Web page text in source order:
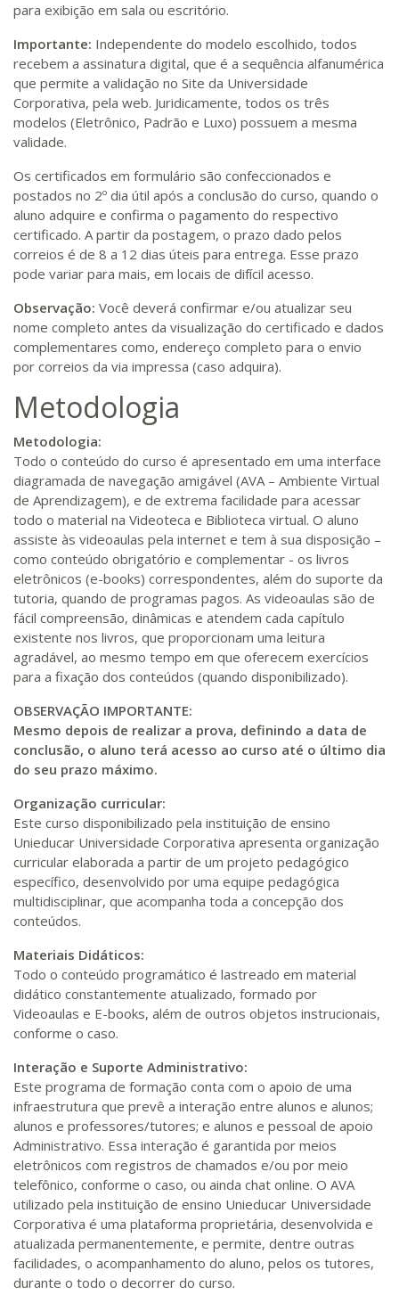
para exibição em sala ou escritório.
Importante: Independente do modelo escolhido, todos
recebem a assinatura digital, que é a sequência alfanumérica
que permite a validação no Site da Universidade
Corporativa, pela web. Juridicamente, todos os três
modelos (Eletrônico, Padrão e Luxo) possuem a mesma
validade.
Os certificados em formulário são confeccionados e
postados no 2º dia útil após a conclusão do curso, quando o
aluno adquire e confirma o pagamento do respectivo
certificado. A partir da postagem, o prazo dado pelos
correios é de 8 a 12 dias úteis para entrega. Esse prazo
pode variar para mais, em locais de difícil acesso.
Observação: Você deverá confirmar e/ou atualizar seu
nome completo antes da visualização do certificado e dados
complementares como, endereço completo para o envio
por correios da via impressa (caso adquira).
Metodologia
Metodologia:
Todo o conteúdo do curso é apresentado em uma interface
diagramada de navegação amigável (AVA – Ambiente Virtual
de Aprendizagem), e de extrema facilidade para acessar
todo o material na Videoteca e Biblioteca virtual. O aluno
assiste às videoaulas pela internet e tem à sua disposição –
como conteúdo obrigatório e complementar - os livros
eletrônicos (e-books) correspondentes, além do suporte da
tutoria, quando de programas pagos. As videoaulas são de
fácil compreensão, dinâmicas e atendem cada capítulo
existente nos livros, que proporcionam uma leitura
agradável, ao mesmo tempo em que oferecem exercícios
para a fixação dos conteúdos (quando disponibilizado).
OBSERVAÇÃO IMPORTANTE:
Mesmo depois de realizar a prova, definindo a data de
conclusão, o aluno terá acesso ao curso até o último dia
do seu prazo máximo.
Organização curricular:
Este curso disponibilizado pela instituição de ensino
Unieducar Universidade Corporativa apresenta organização
curricular elaborada a partir de um projeto pedagógico
específico, desenvolvido por uma equipe pedagógica
multidisciplinar, que acompanha toda a concepção dos
conteúdos.
Materiais Didáticos:
Todo o conteúdo programático é lastreado em material
didático constantemente atualizado, formado por
Videoaulas e E-books, além de outros objetos instrucionais,
conforme o caso.
Interação e Suporte Administrativo:
Este programa de formação conta com o apoio de uma
infraestrutura que prevê a interação entre alunos e alunos;
alunos e professores/tutores; e alunos e pessoal de apoio
Administrativo. Essa interação é garantida por meios
eletrônicos com registros de chamados e/ou por meio
telefônico, conforme o caso, ou ainda chat online. O AVA
utilizado pela instituição de ensino Unieducar Universidade
Corporativa é uma plataforma proprietária, desenvolvida e
atualizada permanentemente, e permite, dentre outras
facilidades, o acompanhamento do aluno, pelos os tutores,
durante o todo o decorrer do curso.